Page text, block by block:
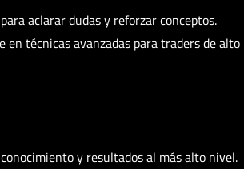
aclarar dudas y reforzar conceptos.
técnicas avanzadas para traders de alto
y resultados al más alto nivel.